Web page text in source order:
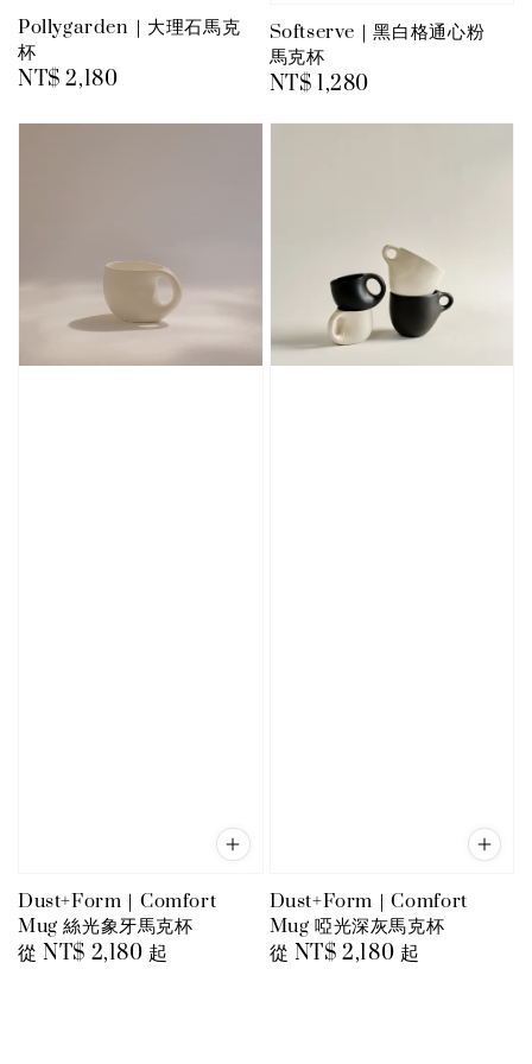
Pollygarden｜大理石馬克
杯
Regular
NT$ 2,180
Softserve｜黑白格通心粉
馬克杯
Regular
NT$ 1,280
Dust+Form｜Comfort
Mug 絲光象牙馬克杯
Regular
從NT$ 2,180 起
Dust+Form｜Comfort
Mug 啞光深灰馬克杯
Regular
從 NT$ 2,180 起